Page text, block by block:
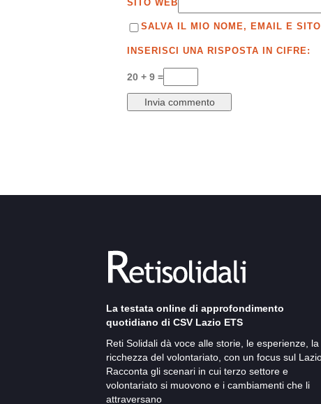
SITO WEB
SALVA IL MIO NOME, EMAIL E
INSERISCI UNA RISPOSTA IN CIFRE:
20 + 9 =
La testata online di approfondimento
quotidiano di CSV Lazio ETS
Reti Solidali dà voce alle storie, le esperienze, la
ricchezza del volontariato, con un focus sul
Racconta gli scenari in cui terzo settore e
volontariato si muovono e i cambiamenti che li
attraversano